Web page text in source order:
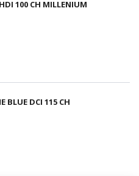
100 CH MILLENIUM
BLUE DCI 115 CH